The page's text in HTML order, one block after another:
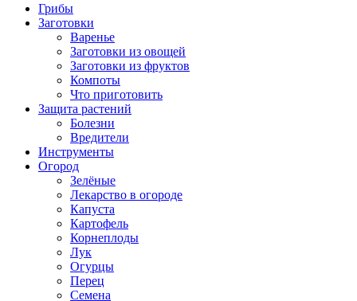
Грибы
Заготовки
Варенье
Заготовки из овощей
Заготовки из фруктов
Компоты
Что приготовить
Защита растений
Болезни
Вредители
Инструменты
Огород
Зелёные
Лекарство в огороде
Капуста
Картофель
Корнеплоды
Лук
Огурцы
Перец
Семена